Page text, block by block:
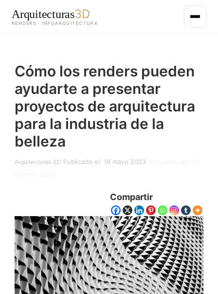
Arquitecturas3D
RENDERS · INFOARQUITECTURA
contenido
Cómo los renders pueden
ayudarte a presentar
proyectos de arquitectura
para la industria de la
belleza
Arquitecturas 3D Publicado el: 18 mayo 2023
Compartir